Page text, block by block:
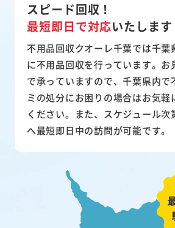
スピード回収！
最短即日で対応いたします
不用品回収クオーレ千葉では千葉
に不用品回収を行っています。お
で承っていますので、千葉県内で
ミの処分にお困りの場合はお気軽
ください。また、スケジュール次
へ最短即日中の訪問が可能です。